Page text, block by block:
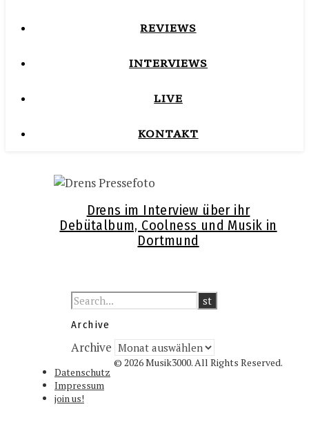
REVIEWS
INTERVIEWS
LIVE
KONTAKT
Drens im Interview über ihr
Debütalbum, Coolness und Musik in
Dortmund
Archive
Archive
© 2026 Musik3000. All Rights Reserved.
Datenschutz
Impressum
join us!